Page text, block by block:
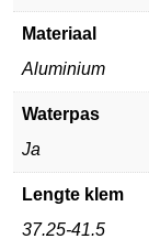
Materiaal
Aluminium
Waterpas
Ja
Lengte klem
37.25-41.5